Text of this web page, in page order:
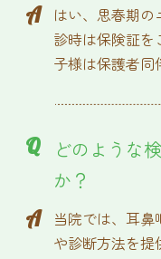
A
はい、思春期
診時は保険証を
子様は保護者同
Q
どのような
か？
A
当院では、耳
や診断方法を提